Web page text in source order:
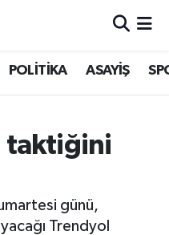
POLİTİKA ASAYİŞ
taktiğini
günü,
Trendyol
ve Fikstür